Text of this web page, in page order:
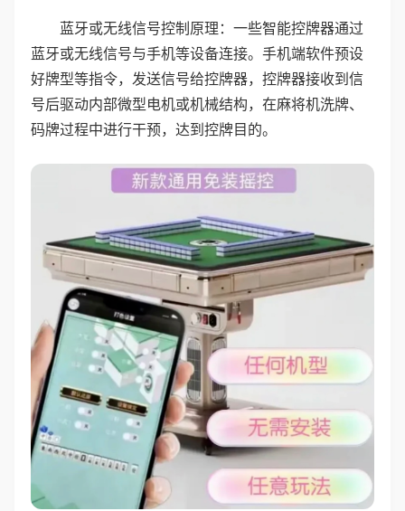
蓝牙或无线信号控制原理：一些智能控牌器通过
蓝牙或无线信号与手机等设备连接。手机端软件预设
好牌型等指令，发送信号给控牌器，控牌器接收到信
号后驱动内部微型电机或机械结构，在麻将机洗牌、
码牌过程中进行干预，达到控牌目的。